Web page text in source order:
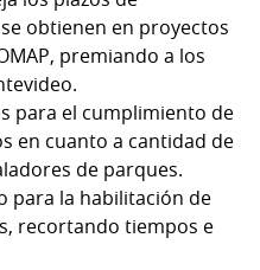
obtienen en proyectos
premiando a los
para el cumplimiento de
en cuanto a cantidad de
de parques.
para la habilitación de
recortando tiempos e